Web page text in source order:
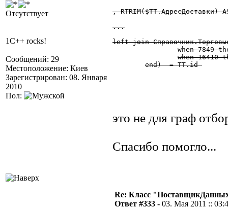
Отсутствует
1C++ rocks!
Сообщений: 29
Местоположение: Киев
Зарегистрирован: 08. Января
2010
Пол:
, RTRIM($ТТ.АдресДоставки)
...
left join
это не для граф
Спасибо помогло...
Re: Класс
Ответ #333 - 03. Мая 2011 ::